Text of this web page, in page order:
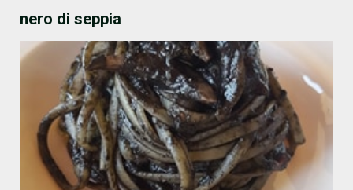
nero di seppia